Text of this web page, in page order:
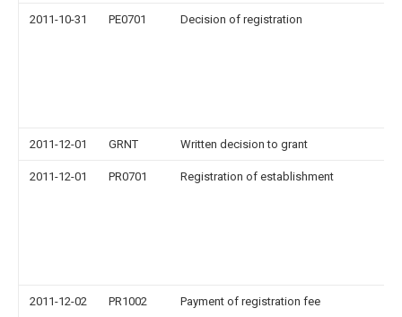
2011-10-31 PE0701 Decision of registration
2011-12-01 GRNT Written decision to grant
2011-12-01 PR0701 Registration of establishment
2011-12-02 PR1002 Payment of registration fee